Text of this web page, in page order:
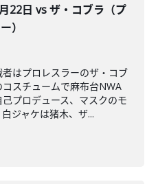
22日 vs ザ・コブラ（プ
）
はプロレスラーのザ・コブ
スチュームで麻布台NWA
プロデュース、マスクのモ
ジャケは猪木、ザ...